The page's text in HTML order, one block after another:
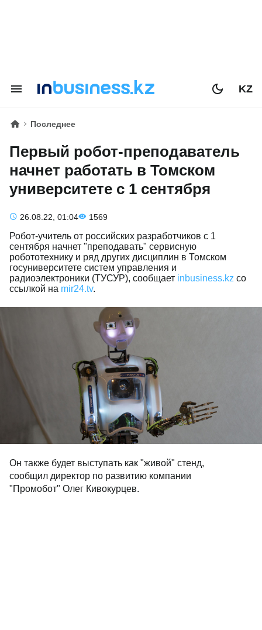
KZ
Последнее
Первый робот-преподаватель
начнет работать в Томском
университете с 1 сентября
26.08.22, 01:04 1569
Робот-учитель от российских разработчиков с 1
сентября начнет "преподавать" сервисную
робототехнику и ряд других дисциплин в Томском
госуниверситете систем управления и
радиоэлектроники (ТУСУР), сообщает inbusiness.kz со
ссылкой на mir24.tv.
Он также будет выступать как "живой" стенд,
сообщил директор по развитию компании
"Промобот" Олег Кивокурцев.